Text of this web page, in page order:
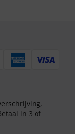
in 3 of